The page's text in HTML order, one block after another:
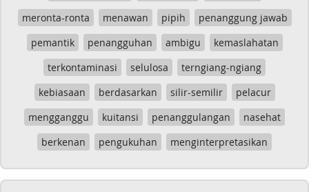
meronta-ronta
menawan pipih
penanggung jawab
pemantik
penangguhan ambigu
kemaslahatan
terkontaminasi
selulosa
terngiang-ngiang
kebiasaan
berdasarkan silir-semilir
pelacur
mengganggu
kuitansi penanggulangan
nasehat
berkenan
pengukuhan menginterpretasikan